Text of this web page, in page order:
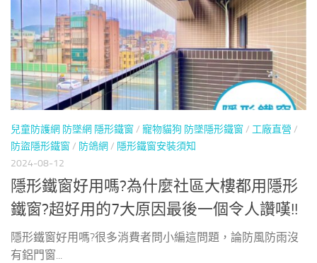
兒童防護網 防墜網 隱形鐵窗/ 寵物貓狗 防墜隱形鐵窗/ 工廠直營 /
防盜隱形鐵窗/ 防鴿網 / 隱形鐵窗安裝須知
2024-08-12
隱形鐵窗好用嗎?為什麼社區大樓都用隱形
鐵窗?超好用的7大原因最後一個令人讚嘆!!
隱形鐵窗好用嗎?很多消費者問小編這問題，論防風防雨沒
有鋁門窗...